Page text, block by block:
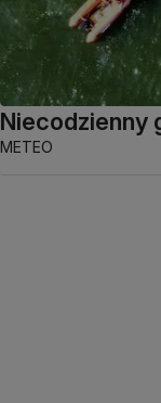
Niecodzienny
METEO